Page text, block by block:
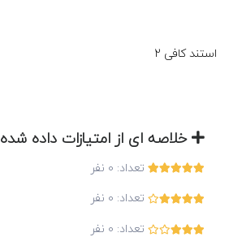
استند کافی 2
خلاصه ای از امتیازات داده شده
تعداد: 0 نفر
تعداد: 0 نفر
تعداد: 0 نفر